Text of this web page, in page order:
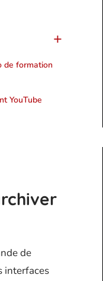
de formation
YouTube
de
interfaces